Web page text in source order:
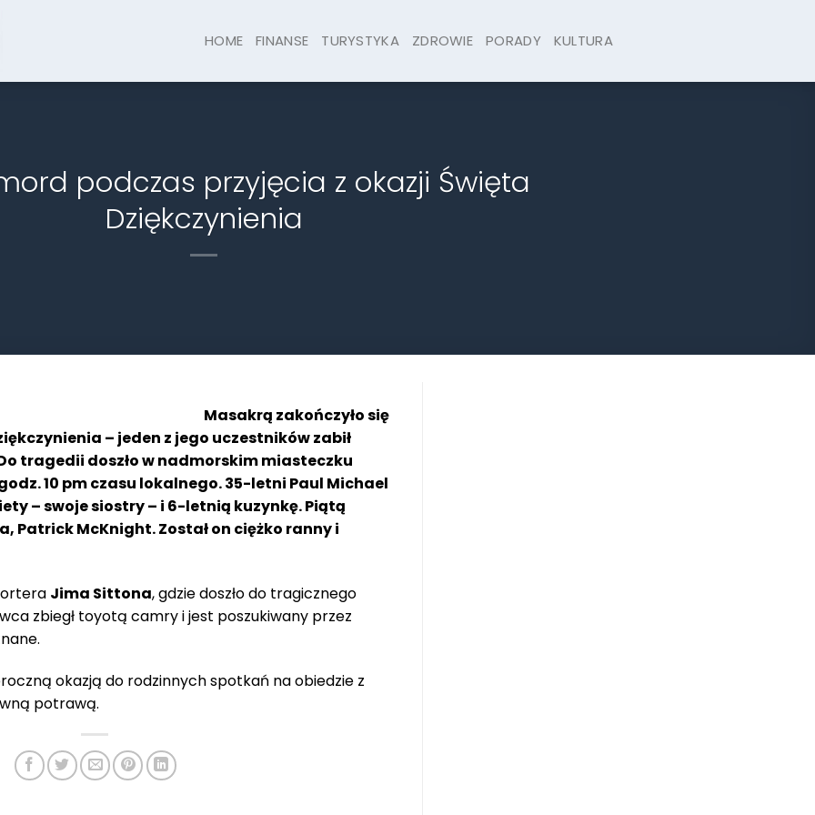
HOME FINANSE TURYSTYKA ZDROWIE PORADY KULTURA
podczas przyjęcia z okazji Święta
Dziękczynienia
Masakrą zakończyło się
– jeden z jego uczestników zabił
tragedii doszło w nadmorskim miasteczku
10 pm czasu lokalnego. 35-letni Paul Michael
– swoje siostry – i 6-letnią kuzynkę. Piątą
Patrick McKnight. Został on ciężko ranny i
Jima Sittona, gdzie doszło do tragicznego
zbiegł toyotą camry i jest poszukiwany przez
okazją do rodzinnych spotkań na obiedzie z
potrawą.